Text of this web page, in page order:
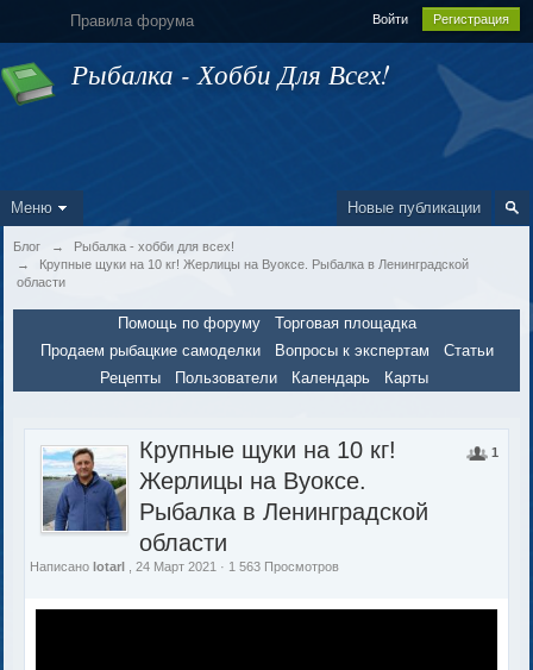
Правила форума Войти Регистрация
Рыбалка - Хобби Для Всех!
Новые публикации
Меню
Блог →
Рыбалка - хобби для всех!
→
Крупные щуки на 10 кг! Жерлицы на Вуоксе. Рыбалка в Ленинградской
области
Помощь по форуму
Торговая площадка
Продаем рыбацкие самоделки
Вопросы к экспертам
Статьи
Рецепты
Пользователи Календарь Карты
1
Крупные щуки на 10 кг!
Жерлицы на Вуоксе.
Рыбалка в Ленинградской
области
Написаноlotarl , 24 Март 2021 · 1 563 Просмотров